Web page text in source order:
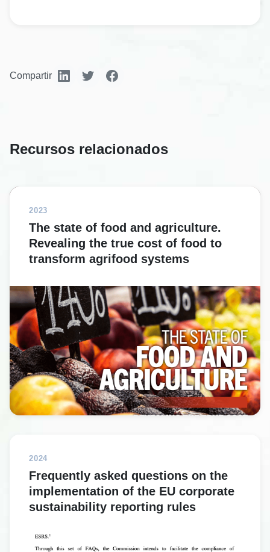
Compartir
Recursos relacionados
2023
The state of food and agriculture.
Revealing the true cost of food to
transform agrifood systems
2024
Frequently asked questions on the
implementation of the EU corporate
sustainability reporting rules